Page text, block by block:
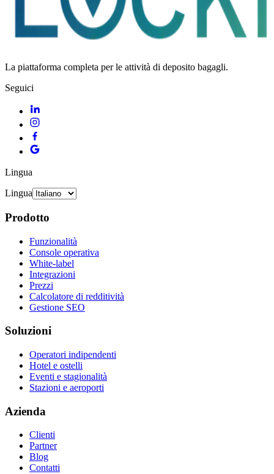
La piattaforma completa per le attività di deposito bagagli.
Seguici
Lingua
Lingua
Prodotto
Funzionalità
Console operativa
White-label
Integrazioni
Prezzi
Calcolatore di redditività
Gestione SEO
Soluzioni
Operatori indipendenti
Hotel e ostelli
Eventi e stagionalità
Stazioni e aeroporti
Azienda
Clienti
Partner
Blog
Contatti